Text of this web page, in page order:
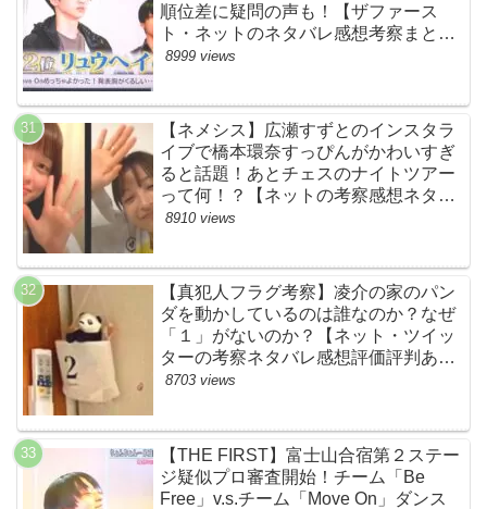
順位差に疑問の声も！【ザファース
ト・ネットのネタバレ感想考察まと
め・スッキリ・BE:FIRST・ビーファ
8999 views
【ネメシス】広瀬すずとのインスタラ
イブで橋本環奈すっぴんがかわいすぎ
ると話題！あとチェスのナイトツアー
って何！？【ネットの考察感想ネタバ
レまとめ【第９話】
8910 views
【真犯人フラグ考察】凌介の家のパン
ダを動かしているのは誰なのか？なぜ
「１」がないのか？【ネット・ツイッ
ターの考察ネタバレ感想評価評判あら
すじ原作犯人キャスト黒幕伏線まと
8703 views
【THE FIRST】富士山合宿第２ステー
ジ疑似プロ審査開始！チーム「Be
Free」v.s.チーム「Move On」ダンス